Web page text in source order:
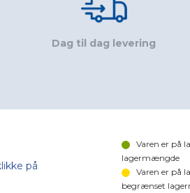
Dag til dag levering
på
Varen er på
lagermængde
Varen er på
begrænset